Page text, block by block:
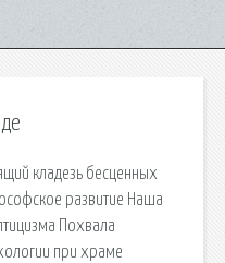
кладезь бесценных
развитие Наша
Похвала
при храме